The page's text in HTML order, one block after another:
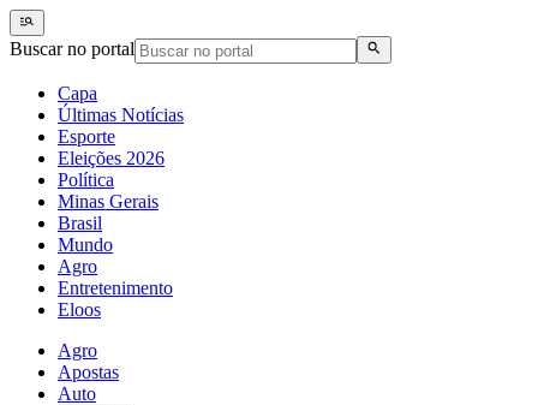
Buscar no portal
Capa
Últimas Notícias
Esporte
Eleições 2026
Política
Minas Gerais
Brasil
Mundo
Agro
Entretenimento
Eloos
Agro
Apostas
Auto